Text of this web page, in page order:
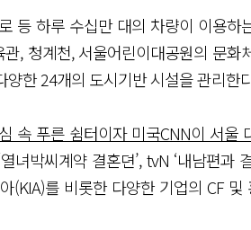
등 하루 수십만 대의 차량이 이용
, 청계천, 서울어린이대공원의 문화
한 24개의 도시기반 시설을 관리한
속 푸른 쉼터이자 미국CNN이 서울
녀박씨계약 결혼뎐’, tvN ‘내남편과
(KIA)를 비롯한 다양한 기업의 CF